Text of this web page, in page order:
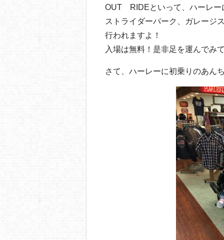
o
o
k
OUT RIDEといって、ハーレー
ストライダーパーク、ガレージ
行われますよ！
入場は無料！是非足を運んでみ
さて、ハーレーに初乗りのあん